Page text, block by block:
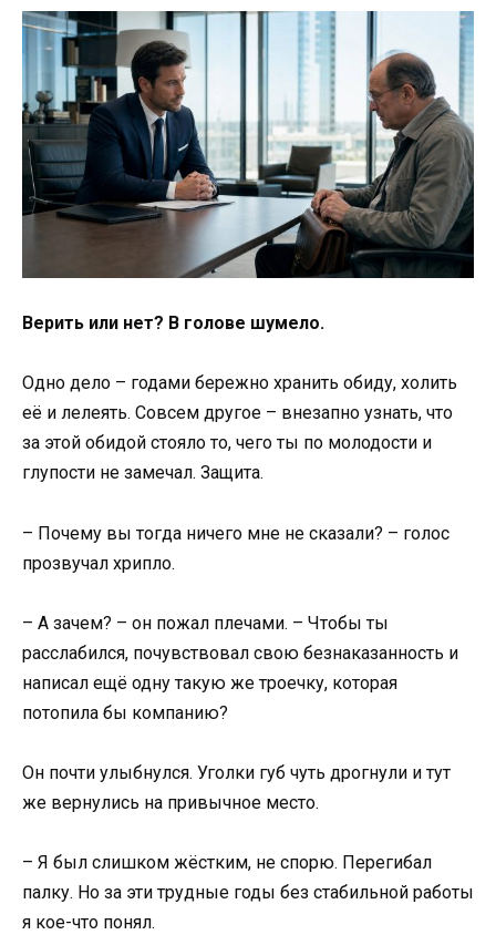
Верить или нет? В голове шумело.
Одно дело – годами бережно хранить обиду, холить
её и лелеять. Совсем другое – внезапно узнать, что
за этой обидой стояло то, чего ты по молодости и
глупости не замечал. Защита.
– Почему вы тогда ничего мне не сказали? – голос
прозвучал хрипло.
– А зачем? – он пожал плечами. – Чтобы ты
расслабился, почувствовал свою безнаказанность и
написал ещё одну такую же троечку, которая
потопила бы компанию?
Он почти улыбнулся. Уголки губ чуть дрогнули и тут
же вернулись на привычное место.
– Я был слишком жёстким, не спорю. Перегибал
палку. Но за эти трудные годы без стабильной работы
я кое-что понял.